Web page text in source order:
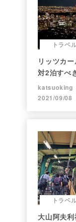
トラベ
リッツカ
対2泊すべ
katsuoking
2021/09/08
トラベ
大山阿夫